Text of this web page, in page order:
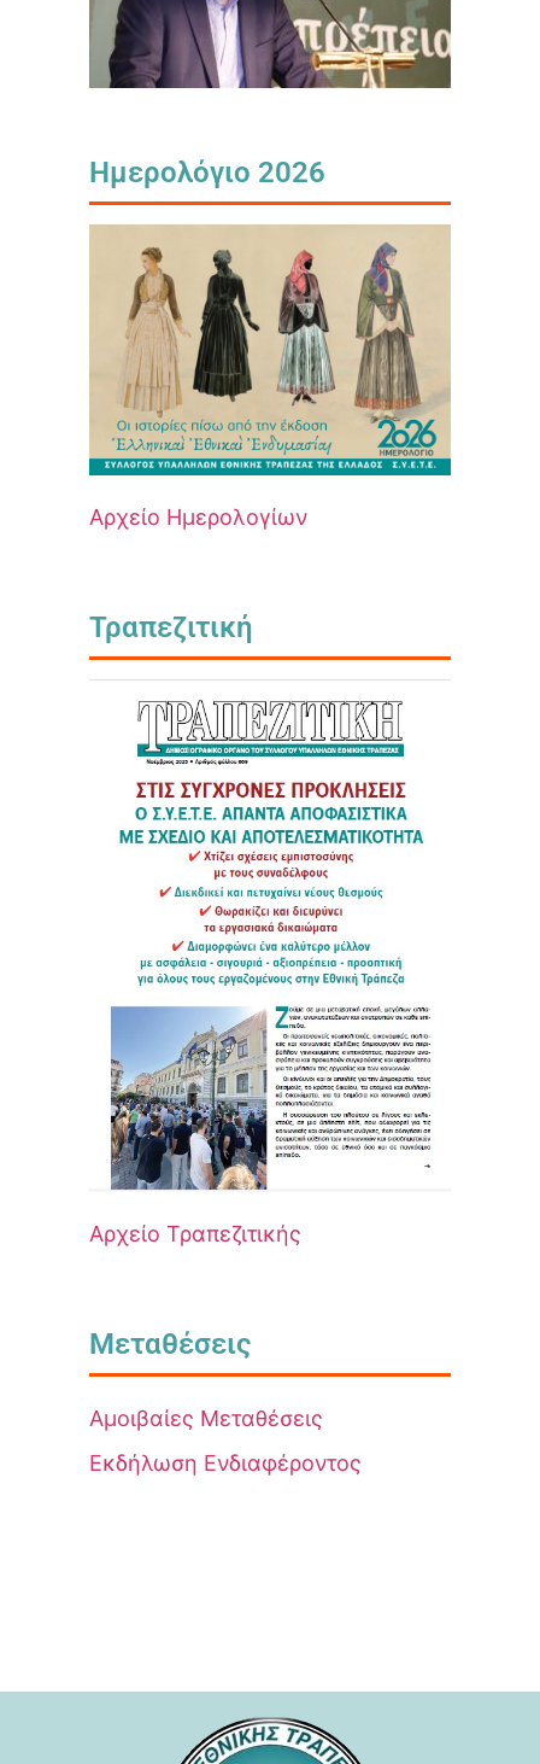
Ημερολόγιο 2026
Αρχείο Ημερολογίων
Τραπεζιτική
Αρχείο Τραπεζιτικής
Μεταθέσεις
Αμοιβαίες Μεταθέσεις
Εκδήλωση Ενδιαφέροντος